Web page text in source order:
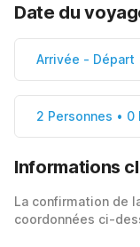
Date du
Arrivée - Départ
2 Personnes • 0
Informations
La confirmation de
coordonnées ci-